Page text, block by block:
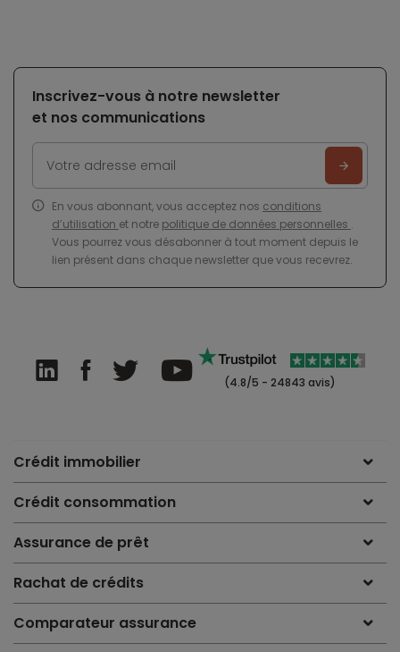
Inscrivez-vous à notre newsletter
et nos communications
En vous abonnant, vous acceptez nos conditions
d’utilisation et notre politique de données personnelles .
Vous pourrez vous désabonner à tout moment depuis le
lien présent dans chaque newsletter que vous recevrez.
(4.8/5 - 24843 avis)
Crédit immobilier
Crédit consommation
Assurance de prêt
Rachat de crédits
Comparateur assurance